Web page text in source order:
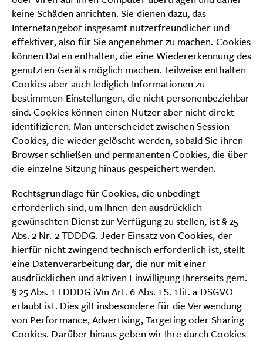
keine Schäden anrichten. Sie dienen dazu, das
Internetangebot insgesamt nutzerfreundlicher und
effektiver, also für Sie angenehmer zu machen. Cookies
können Daten enthalten, die eine Wiedererkennung des
genutzten Geräts möglich machen. Teilweise enthalten
Cookies aber auch lediglich Informationen zu
bestimmten Einstellungen, die nicht personenbeziehbar
sind. Cookies können einen Nutzer aber nicht direkt
identifizieren. Man unterscheidet zwischen Session-
Cookies, die wieder gelöscht werden, sobald Sie ihren
Browser schließen und permanenten Cookies, die über
die einzelne Sitzung hinaus gespeichert werden.
Rechtsgrundlage für Cookies, die unbedingt
erforderlich sind, um Ihnen den ausdrücklich
gewünschten Dienst zur Verfügung zu stellen, ist § 25
Abs. 2 Nr. 2 TDDDG. Jeder Einsatz von Cookies, der
hierfür nicht zwingend technisch erforderlich ist, stellt
eine Datenverarbeitung dar, die nur mit einer
ausdrücklichen und aktiven Einwilligung Ihrerseits gem.
§ 25 Abs. 1 TDDDG iVm Art. 6 Abs. 1 S. 1 lit. a DSGVO
erlaubt ist. Dies gilt insbesondere für die Verwendung
von Performance, Advertising, Targeting oder Sharing
Cookies. Darüber hinaus geben wir Ihre durch Cookies